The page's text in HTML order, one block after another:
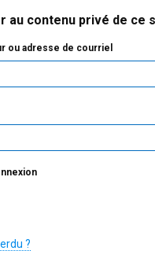
au contenu privé de
ou adresse de courriel
?